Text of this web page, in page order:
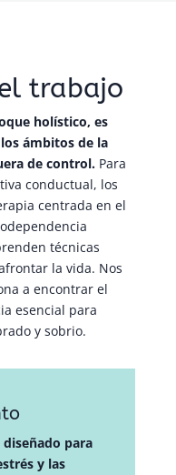
trabajo
holístico, es
ámbitos de la
de control. Para
conductual, los
centrada en el
técnicas
la vida. Nos
a encontrar el
esencial para
y sobrio.
diseñado para
y las